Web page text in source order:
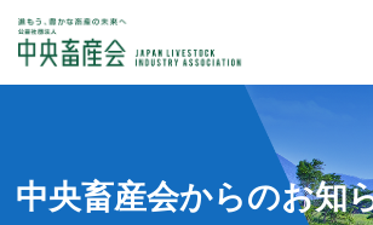
中央畜産会からのお知